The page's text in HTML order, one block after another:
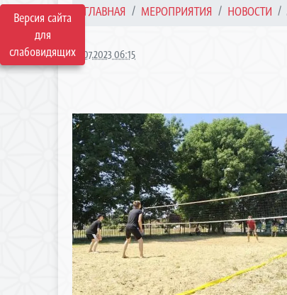
Версия сайта
для
слабовидящих
ГЛАВНАЯ МЕРОПРИЯТИЯ НОВОСТИ
16.07.2023 06:15